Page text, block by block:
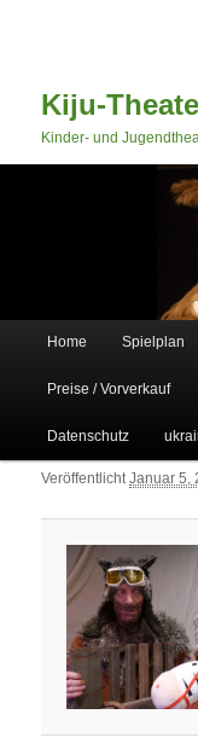
Kiju-
Kinder- und
Zum primären
Zum sekundären
Home Spielplan
Preise / Vorverkauf
Datenschutz
VeröffentlichtJanuar 5,